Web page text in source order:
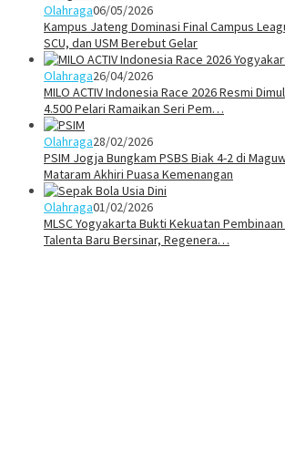
Olahraga06/05/2026
Kampus Jateng Dominasi Final Campus
SCU, dan USM Berebut Gelar
Olahraga26/04/2026
MILO ACTIV Indonesia Race 2026 Resmi
4.500 Pelari Ramaikan Seri Pem…
Olahraga28/02/2026
PSIM Jogja Bungkam PSBS Biak 4-2 di
Mataram Akhiri Puasa Kemenangan
Olahraga01/02/2026
MLSC Yogyakarta Bukti Kekuatan
Talenta Baru Bersinar, Regenera…